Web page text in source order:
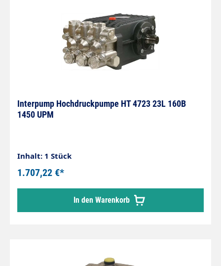
Interpump Hochdruckpumpe HT 4723 23L 160B
1450 UPM
Inhalt: 1 Stück
1.707,22 €*
In den Warenkorb